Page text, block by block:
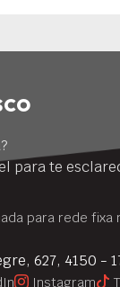
para te
para rede fixa
627, 4150 -
Instagram